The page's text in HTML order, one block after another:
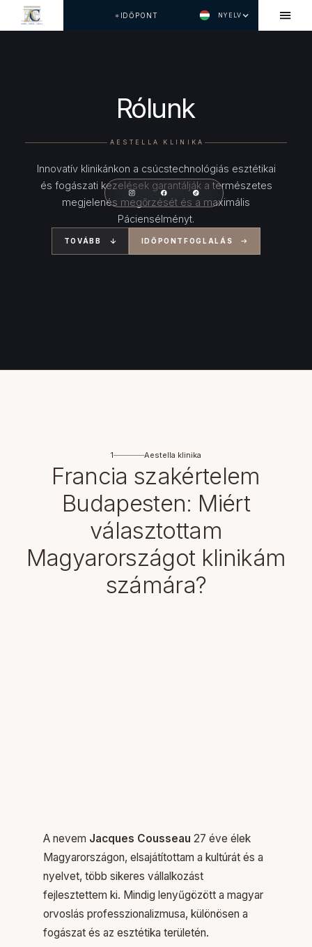
IDŐPONT NYELV
Rólunk
AESTELLA KLINIKA
Innovatív klinikánkon a csúcstechnológiás esztétikai
és fogászati kezelések garantálják a természetes
megjelenés megőrzését és a maximális
Páciensélményt.
TOVÁBB IDŐPONTFOGLALÁS
1 Aestella klinika
Francia szakértelem
Budapesten: Miért
választottam
Magyarországot klinikám
számára?
A nevem Jacques Cousseau 27 éve élek
Magyarországon, elsajátítottam a kultúrát és a
nyelvet, több sikeres vállalkozást
fejlesztettem ki. Mindig lenyűgözött a magyar
orvoslás professzionalizmusa, különösen a
fogászat és az esztétika területén.